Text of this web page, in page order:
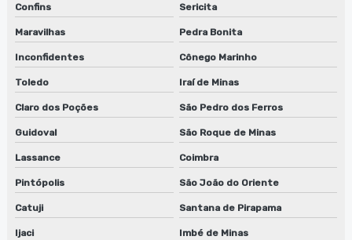
Confins Sericita
Maravilhas Pedra Bonita
Inconfidentes Cônego Marinho
Toledo Iraí de Minas
Claro dos Poções São Pedro dos Ferros
Guidoval São Roque de Minas
Lassance Coimbra
Pintópolis São João do Oriente
Catuji Santana de Pirapama
Ijaci Imbé de Minas